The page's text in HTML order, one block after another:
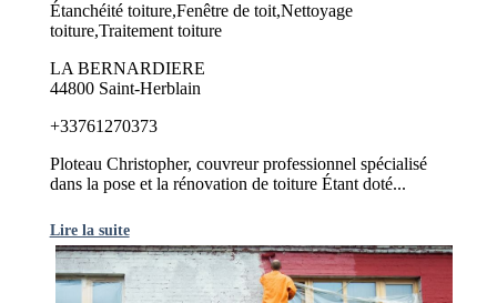
Étanchéité toiture,Fenêtre de toit,Nettoyage
toiture,Traitement toiture
LA BERNARDIERE
44800 Saint-Herblain
+33761270373
Ploteau Christopher, couvreur professionnel spécialisé
dans la pose et la rénovation de toiture Étant doté...
Lire la suite